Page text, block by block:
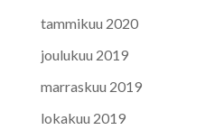
tammikuu 2020
joulukuu 2019
marraskuu 2019
lokakuu 2019